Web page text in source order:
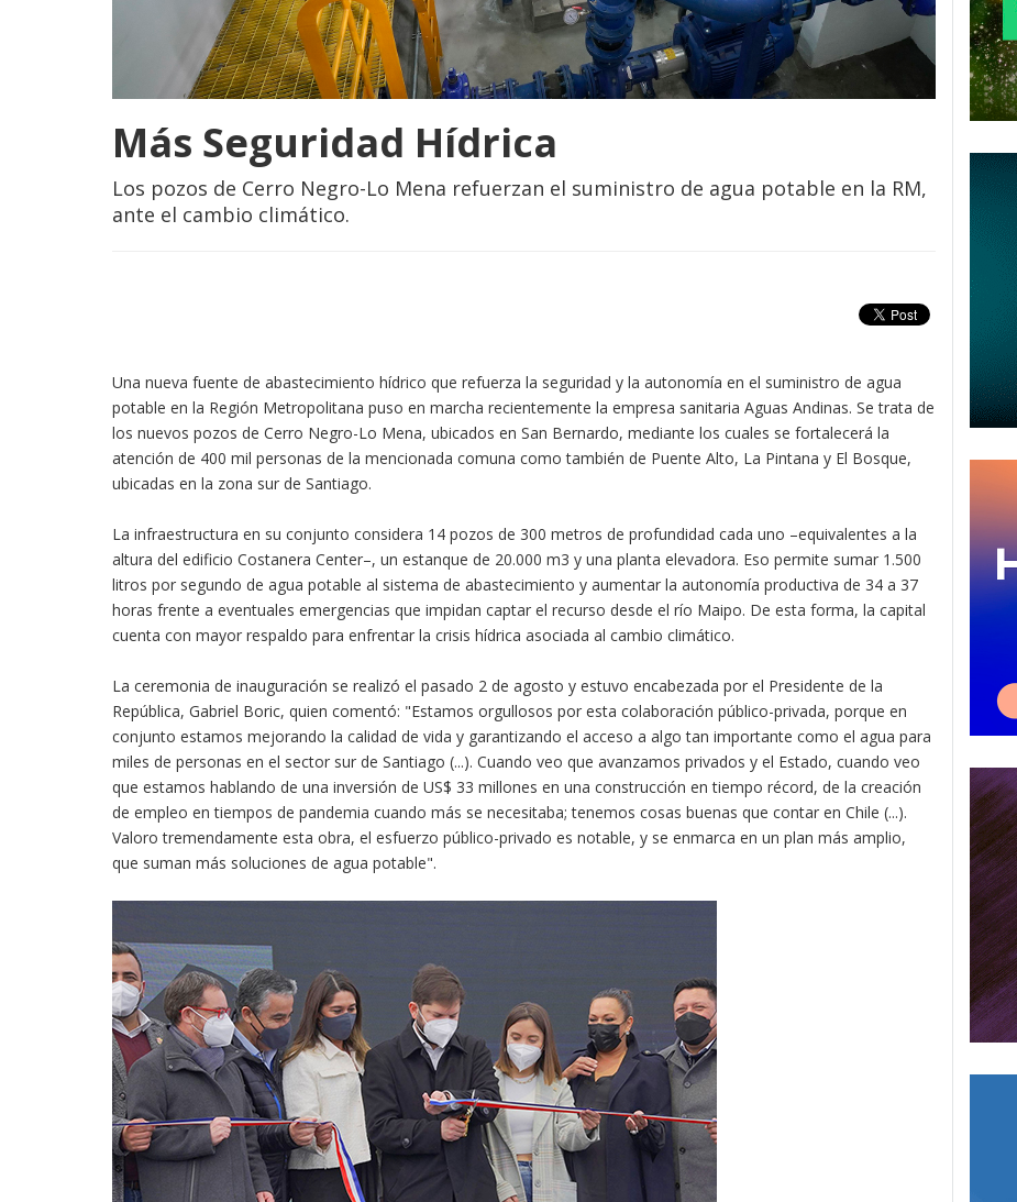
Más Seguridad Hídrica
Los pozos de Cerro Negro-Lo Mena refuerzan el suministro de agua potable en la RM,
ante el cambio climático.
Una nueva fuente de abastecimiento hídrico que refuerza la seguridad y la autonomía en el suministro de agua
potable en la Región Metropolitana puso en marcha recientemente la empresa sanitaria Aguas Andinas. Se trata de
los nuevos pozos de Cerro Negro-Lo Mena, ubicados en San Bernardo, mediante los cuales se fortalecerá la
atención de 400 mil personas de la mencionada comuna como también de Puente Alto, La Pintana y El Bosque,
ubicadas en la zona sur de Santiago.
La infraestructura en su conjunto considera 14 pozos de 300 metros de profundidad cada uno –equivalentes a la
altura del edificio Costanera Center–, un estanque de 20.000 m3 y una planta elevadora. Eso permite sumar 1.500
litros por segundo de agua potable al sistema de abastecimiento y aumentar la autonomía productiva de 34 a 37
horas frente a eventuales emergencias que impidan captar el recurso desde el río Maipo. De esta forma, la capital
cuenta con mayor respaldo para enfrentar la crisis hídrica asociada al cambio climático.
La ceremonia de inauguración se realizó el pasado 2 de agosto y estuvo encabezada por el Presidente de la
República, Gabriel Boric, quien comentó: "Estamos orgullosos por esta colaboración público-privada, porque en
conjunto estamos mejorando la calidad de vida y garantizando el acceso a algo tan importante como el agua para
miles de personas en el sector sur de Santiago (...). Cuando veo que avanzamos privados y el Estado, cuando veo
que estamos hablando de una inversión de US$ 33 millones en una construcción en tiempo récord, de la creación
de empleo en tiempos de pandemia cuando más se necesitaba; tenemos cosas buenas que contar en Chile (...).
Valoro tremendamente esta obra, el esfuerzo público-privado es notable, y se enmarca en un plan más amplio,
que suman más soluciones de agua potable".